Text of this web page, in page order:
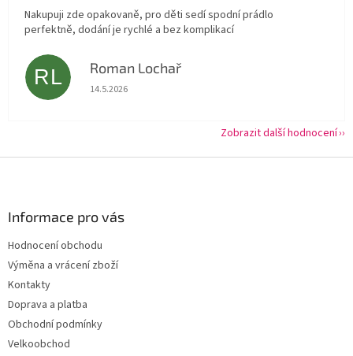
Nakupuji zde opakovaně, pro děti sedí spodní prádlo
perfektně, dodání je rychlé a bez komplikací
RL Roman Lochař
Hodnocení obchodu je 5 z 5 hvězdiček.
14.5.2026
Zobrazit další hodnocení
Informace pro vás
Hodnocení obchodu
Výměna a vrácení zboží
Kontakty
Doprava a platba
Obchodní podmínky
Velkoobchod